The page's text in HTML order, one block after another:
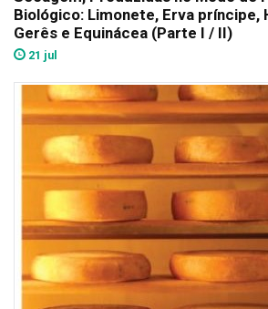
Biológico: Limonete, Erva príncipe,
Gerês e Equinácea (Parte I / II)
21 jul